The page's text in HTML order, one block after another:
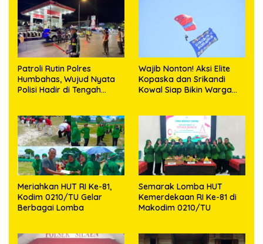
Patroli Rutin Polres
Humbahas, Wujud Nyata
Polisi Hadir di Tengah
Wajib Nonton! Aksi Elite
Kopaska dan Srikandi
Kowal Siap Bikin Warga
Meriahkan HUT RI Ke-81,
Kodim 0210/TU Gelar
Berbagai Lomba
Semarak Lomba HUT
Kemerdekaan RI Ke-81 di
Makodim 0210/TU